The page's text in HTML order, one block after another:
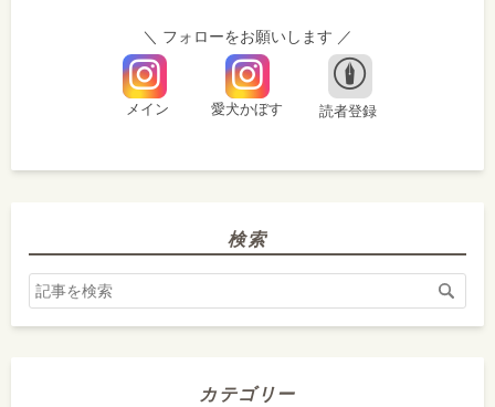
＼ フォローをお願いします ／
In
a
g
ra
m
検索
カテゴリー